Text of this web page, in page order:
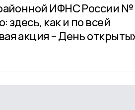
ИФНС России №
как и по всей
акция – День